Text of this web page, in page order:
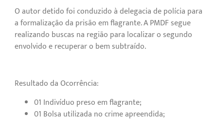
O autor detido foi conduzido à delegacia de polícia para
a formalização da prisão em flagrante. A PMDF segue
realizando buscas na região para localizar o segundo
envolvido e recuperar o bem subtraído.
Resultado da Ocorrência:
01 Indivíduo preso em flagrante;
01 Bolsa utilizada no crime apreendida;